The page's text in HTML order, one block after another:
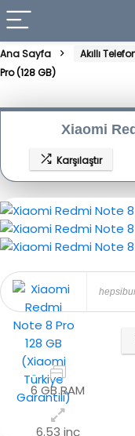
Ana Sayfa Akıllı
Pro (128 GB)
Xiaomi
Karşılaştır
6 GB RAM
6.53 inç